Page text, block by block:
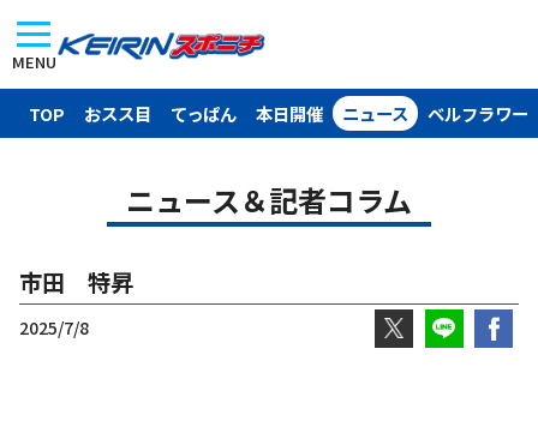
MENU
TOP おスス目 てっぱん 本日開催 ニュース ベルフラワー
ニュース＆記者コラム
市田 特昇
2025/7/8